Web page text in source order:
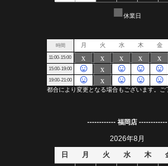
------------ 福岡店 ------------